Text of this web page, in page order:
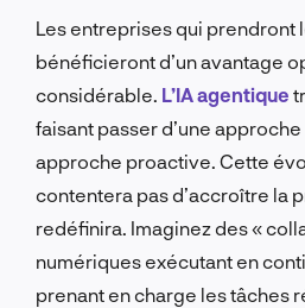
Les entreprises qui prendront
bénéficieront d’un avantage
considérable. L’IA agentique
faisant passer d’une
approche proactive. Cette
contentera pas d’accroître la
redéfinira. Imaginez des «
numériques exécutant en
prenant en charge les tâches